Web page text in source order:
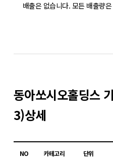
배출은 없습니다. 모든 배출량
동아쏘시오홀딩스
3)상세
NO 카테고리 단위